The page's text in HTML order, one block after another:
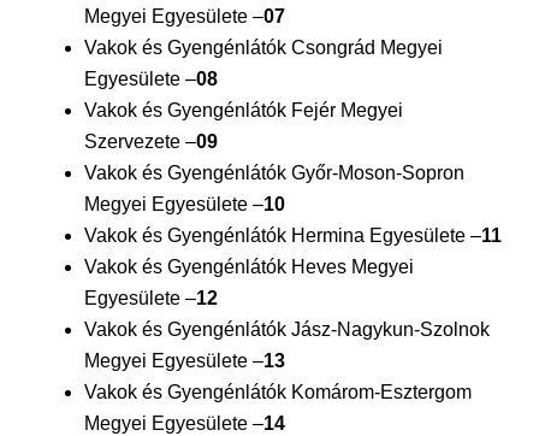
Megyei Egyesülete –07
Vakok és Gyengénlátók Csongrád Megyei
Egyesülete –08
Vakok és Gyengénlátók Fejér Megyei
Szervezete –09
Vakok és Gyengénlátók Győr-Moson-Sopron
Megyei Egyesülete –10
Vakok és Gyengénlátók Hermina Egyesülete –11
Vakok és Gyengénlátók Heves Megyei
Egyesülete –12
Vakok és Gyengénlátók Jász-Nagykun-Szolnok
Megyei Egyesülete –13
Vakok és Gyengénlátók Komárom-Esztergom
Megyei Egyesülete –14